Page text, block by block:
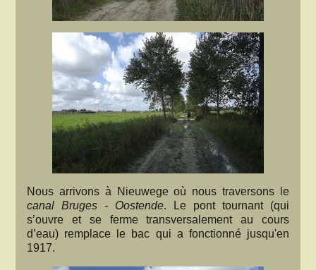
Nous arrivons à Nieuwege où nous traversons le
canal Bruges - Oostende. Le pont tournant (qui
s’ouvre et se ferme transversalement au cours
d’eau) remplace le bac qui a fonctionné jusqu'en
1917.